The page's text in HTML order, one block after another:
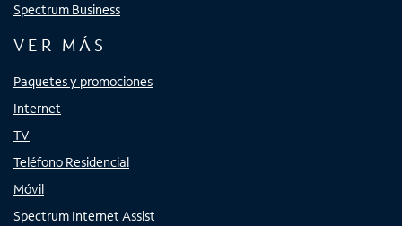
Spectrum Business
VER MÁS
Paquetes y promociones
Internet
TV
Teléfono Residencial
Móvil
Spectrum Internet Assist